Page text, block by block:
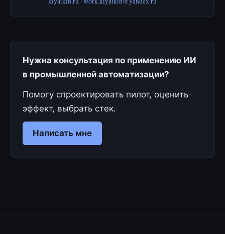
Нужна консультация по применению ИИ
в промышленной автоматизации?
Помогу спроектировать пилот, оценить
эффект, выбрать стек.
Написать мне